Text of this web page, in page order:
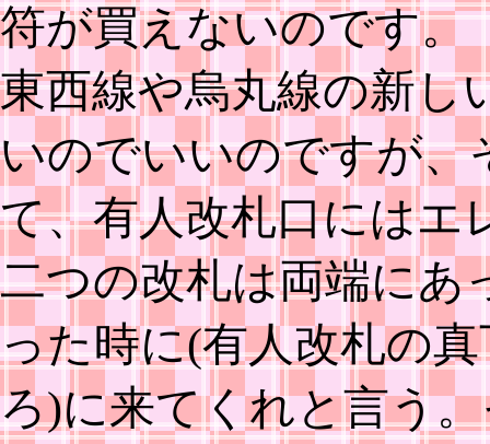
符が買えないのです。
東西線や烏丸線の新し
いのでいいのですが、
て、有人改札口にはエ
二つの改札は両端にあ
った時に(有人改札の
ろ)に来てくれと言う